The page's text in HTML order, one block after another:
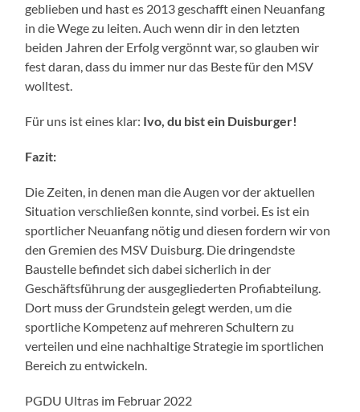
geblieben und hast es 2013 geschafft einen Neuanfang
in die Wege zu leiten. Auch wenn dir in den letzten
beiden Jahren der Erfolg vergönnt war, so glauben wir
fest daran, dass du immer nur das Beste für den MSV
wolltest.
Für uns ist eines klar: Ivo, du bist ein Duisburger!
Fazit:
Die Zeiten, in denen man die Augen vor der aktuellen
Situation verschließen konnte, sind vorbei. Es ist ein
sportlicher Neuanfang nötig und diesen fordern wir von
den Gremien des MSV Duisburg. Die dringendste
Baustelle befindet sich dabei sicherlich in der
Geschäftsführung der ausgegliederten Profiabteilung.
Dort muss der Grundstein gelegt werden, um die
sportliche Kompetenz auf mehreren Schultern zu
verteilen und eine nachhaltige Strategie im sportlichen
Bereich zu entwickeln.
PGDU Ultras im Februar 2022